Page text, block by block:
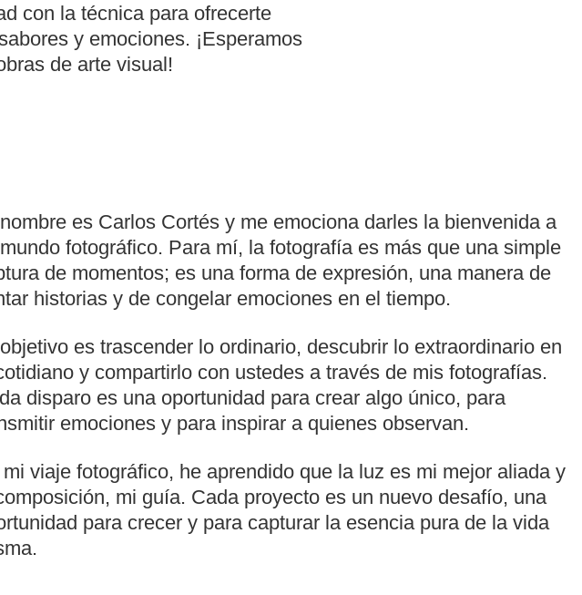
con la técnica para ofrecerte
y emociones. ¡Esperamos
de arte visual!
es Carlos Cortés y me emociona darles la bienvenida a
fotográfico. Para mí, la fotografía es más que una simple
de momentos; es una forma de expresión, una manera de
historias y de congelar emociones en el tiempo.
es trascender lo ordinario, descubrir lo extraordinario en
y compartirlo con ustedes a través de mis fotografías.
disparo es una oportunidad para crear algo único, para
emociones y para inspirar a quienes observan.
viaje fotográfico, he aprendido que la luz es mi mejor aliada y
mi guía. Cada proyecto es un nuevo desafío, una
para crecer y para capturar la esencia pura de la vida